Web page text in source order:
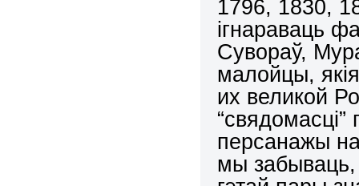
1796, 1830,
ігнараваць
Сувораў,
малойцы,
их великой
персанажы
мы забываць,